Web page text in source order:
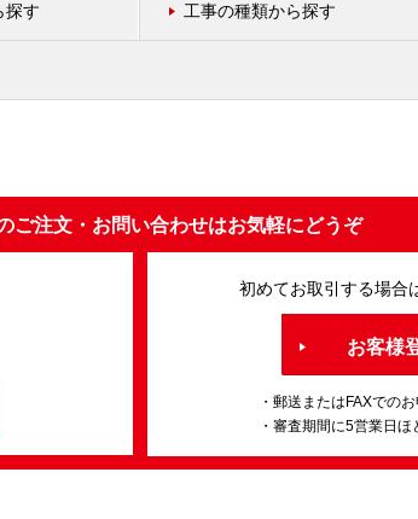
探す 工事の種類から探す
ご注文・お問い合わせはお気軽にどうぞ
初めてお取引する場合
お客様
・郵送またはFAXでの
・審査期間に5営業日ほ